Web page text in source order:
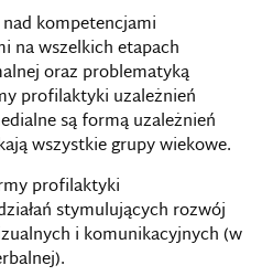
nad kompetencjami
na wszelkich etapach
oraz problematyką
profilaktyki uzależnień
są formą uzależnień
wszystkie grupy wiekowe.
profilaktyki
stymulujących rozwój
i komunikacyjnych (w